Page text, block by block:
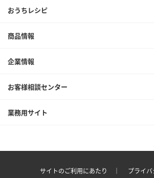
おうちレシピ
商品情報
企業情報
お客様相談センター
業務用サイト
サイトのご利用にあたり ｜ プライ